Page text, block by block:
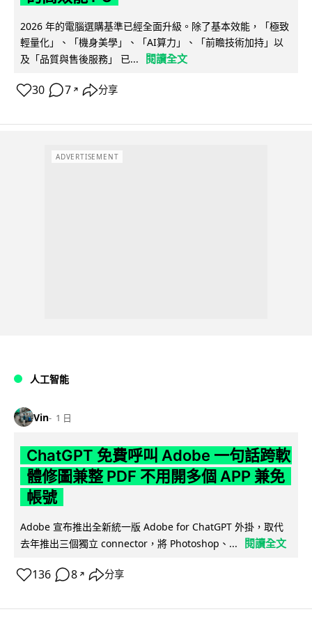
2026 年的電腦選購基準已經全面升級。除了基本效能，「極致
輕量化」、「機身美學」、「AI算力」、「前瞻技術加持」以
及「品質與售後服務」 已...
閱讀全文
30 7 ↗ 分享
ADVERTISEMENT
人工智能
Vin 1 日
ChatGPT 免費呼叫 Adobe 一句話跨軟
體修圖兼整 PDF 不用開多個 APP 兼免
帳號
Adobe 宣布推出全新統一版 Adobe for ChatGPT 外掛，取代
去年推出三個獨立 connector，將 Photoshop、...
閱讀全文
136 8 ↗ 分享